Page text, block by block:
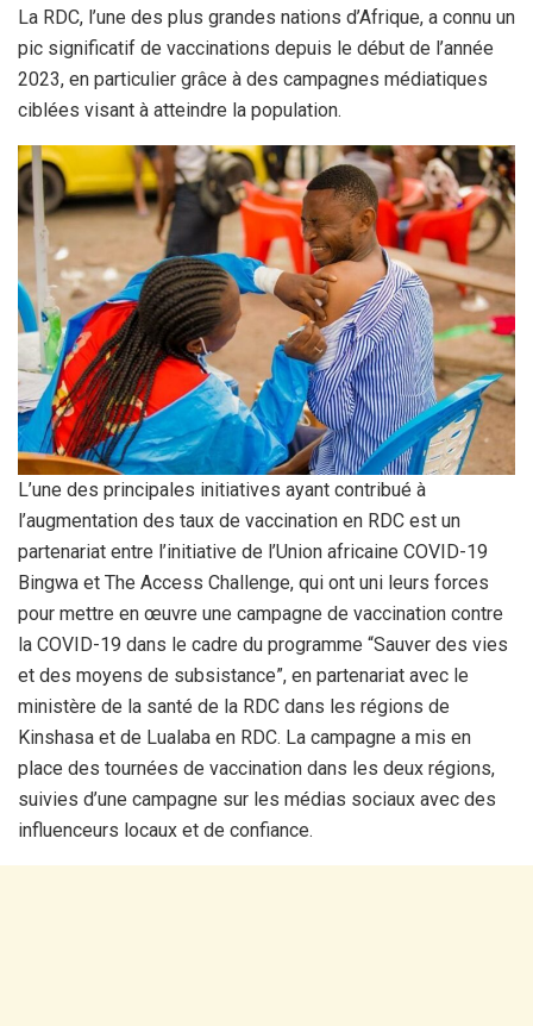
La RDC, l’une des plus grandes nations d’Afrique, a connu un
pic significatif de vaccinations depuis le début de l’année
2023, en particulier grâce à des campagnes médiatiques
ciblées visant à atteindre la population.
L’une des principales initiatives ayant contribué à
l’augmentation des taux de vaccination en RDC est un
partenariat entre l’initiative de l’Union africaine COVID-19
Bingwa et The Access Challenge, qui ont uni leurs forces
pour mettre en œuvre une campagne de vaccination contre
la COVID-19 dans le cadre du programme “Sauver des vies
et des moyens de subsistance”, en partenariat avec le
ministère de la santé de la RDC dans les régions de
Kinshasa et de Lualaba en RDC. La campagne a mis en
place des tournées de vaccination dans les deux régions,
suivies d’une campagne sur les médias sociaux avec des
influenceurs locaux et de confiance.